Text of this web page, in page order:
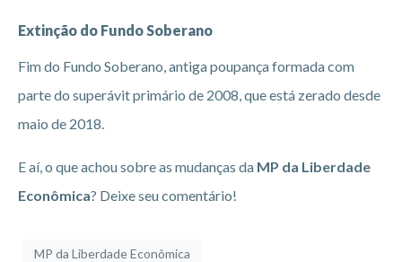
Extinção do Fundo Soberano
Fim do Fundo Soberano, antiga poupança formada com
parte do superávit primário de 2008, que está zerado desde
maio de 2018.
E aí, o que achou sobre as mudanças da MP da Liberdade
Econômica? Deixe seu comentário!
MP da Liberdade Econômica